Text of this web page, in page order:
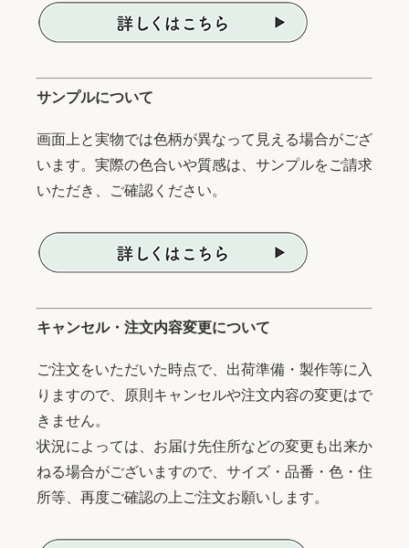
サンプルについて
画面上と実物では色柄が異なって見える場合がござ
います。実際の色合いや質感は、サンプルをご請求
いただき、ご確認ください。
キャンセル・注文内容変更について
ご注文をいただいた時点で、出荷準備・製作等に入
りますので、原則キャンセルや注文内容の変更はで
きません。
状況によっては、お届け先住所などの変更も出来か
ねる場合がございますので、サイズ・品番・色・住
所等、再度ご確認の上ご注文お願いします。